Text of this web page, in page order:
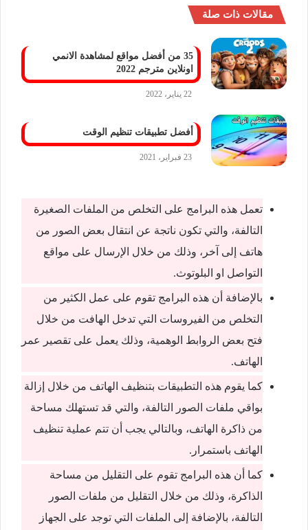
مقالات ذات صلة
35 من أفضل مواقع لمشاهدة الانمي
اونلاين مترجم 2022
22 يناير، 2022
أفضل تطبيقات تنظيم الوقت
23 فبراير، 2021
تعمل هذه البرامج على التخلص من الملفات الصغيرة
التالفة، والتي تكون ناتجة عن انتقال بعض الصور من
هاتف إلى آخر، وذلك من خلال الإرسال على مواقع
التواصل او البلوتوث.
بالإضافة أن هذه البرامج تقوم على عمل الكثير من
التخلص من الفيروسات التي تدخل الهافت من خلال
فتح بعض الروابط الوهمية، وذلك يعمل على تقصير عمر
الهاتف.
كما يقوم هذه التطبيقات بتنظيف الهاتف من خلال إزالة
بواقي ملفات الصور التالفة، والتي قد تستهلك مساحة
من ذاكرة الهاتف، وبالتالي يجب أن تتم عملية تنظيف
الهاتف باستمرار.
كما أن هذه البرامج تقوم على التقليل من مساحة
الذاكرة، وذلك من خلال التقليل من ملفات الصور
التالفة، بالإضافة إلى الملفات التي توجد على الجهاز